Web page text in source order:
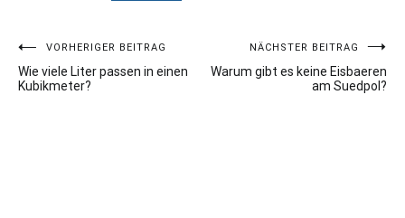
Beitragsnavigation
VORHERIGER BEITRAG
Wie viele Liter passen in einen
Kubikmeter?
NÄCHSTER BEITRAG
Warum gibt es keine Eisbaeren
am Suedpol?